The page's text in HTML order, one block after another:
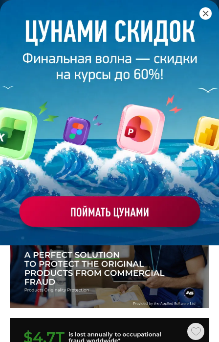
Главная /Банк слайдов / Презентация 372 – Ксения
ПРЕЗЕНТАЦИЯ 372 - КСЕНИЯ
ТИМОФЕЕВА
Моё избранное
Работа
студента
ХОЧУ ЗАКАЗАТЬ ТАКУЮ ПРЕЗЕНТАЦИЮ